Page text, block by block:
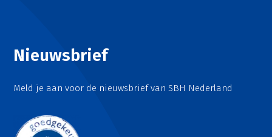
Nieuwsbrief
Meld je aan voor de nieuwsbrief van SBH Nederland